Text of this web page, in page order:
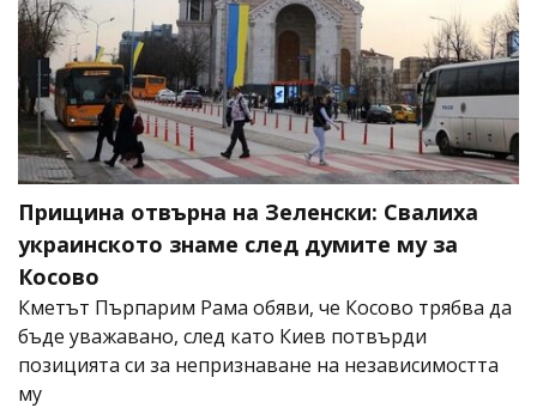
Прищина отвърна на Зеленски: Свалиха
украинското знаме след думите му за
Косово
Кметът Пърпарим Рама обяви, че Косово трябва да
бъде уважавано, след като Киев потвърди
позицията си за непризнаване на независимостта
му